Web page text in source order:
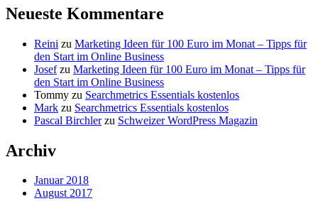
Neueste Kommentare
Reini zu Marketing Ideen für 100 Euro im Monat – Tipps für
den Start im Online Business
Josefzu Marketing Ideen für 100 Euro im Monat – Tipps für
den Start im Online Business
Tommy zu Searchmetrics Essentials kostenlos
Mark zu Searchmetrics Essentials kostenlos
Pascal Birchlerzu Schweizer WordPress Magazin
Archiv
Januar 2018
August 2017